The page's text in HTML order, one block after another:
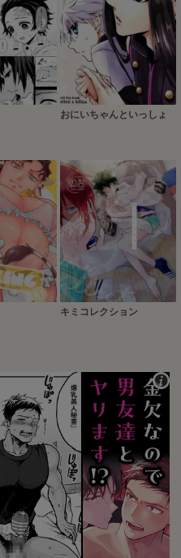
おにいちゃんといっしょ
キミコレクション